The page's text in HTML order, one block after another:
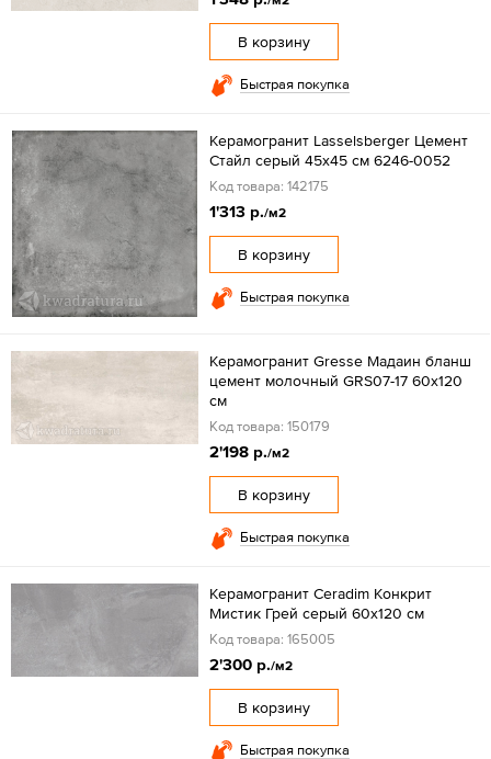
В корзину
Быстрая покупка
Керамогранит Lasselsberger Цемент
Стайл серый 45х45 см 6246-0052
Код товара: 142175
1'313 р./м2
В корзину
Быстрая покупка
Керамогранит Gresse Мадаин бланш
цемент молочный GRS07-17 60х120
см
Код товара: 150179
2'198 р./м2
В корзину
Быстрая покупка
Керамогранит Ceradim Конкрит
Мистик Грей серый 60x120 см
Код товара: 165005
2'300 р./м2
В корзину
Быстрая покупка